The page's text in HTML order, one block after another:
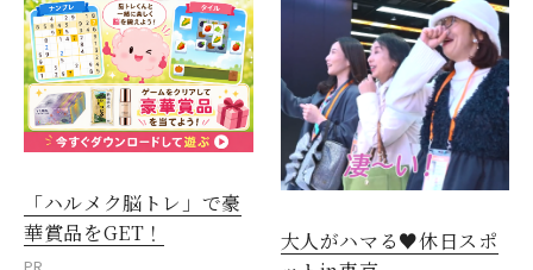
「ハルメク脳トレ」で豪
華賞品をGET！
大人がハマる♥休日スポ